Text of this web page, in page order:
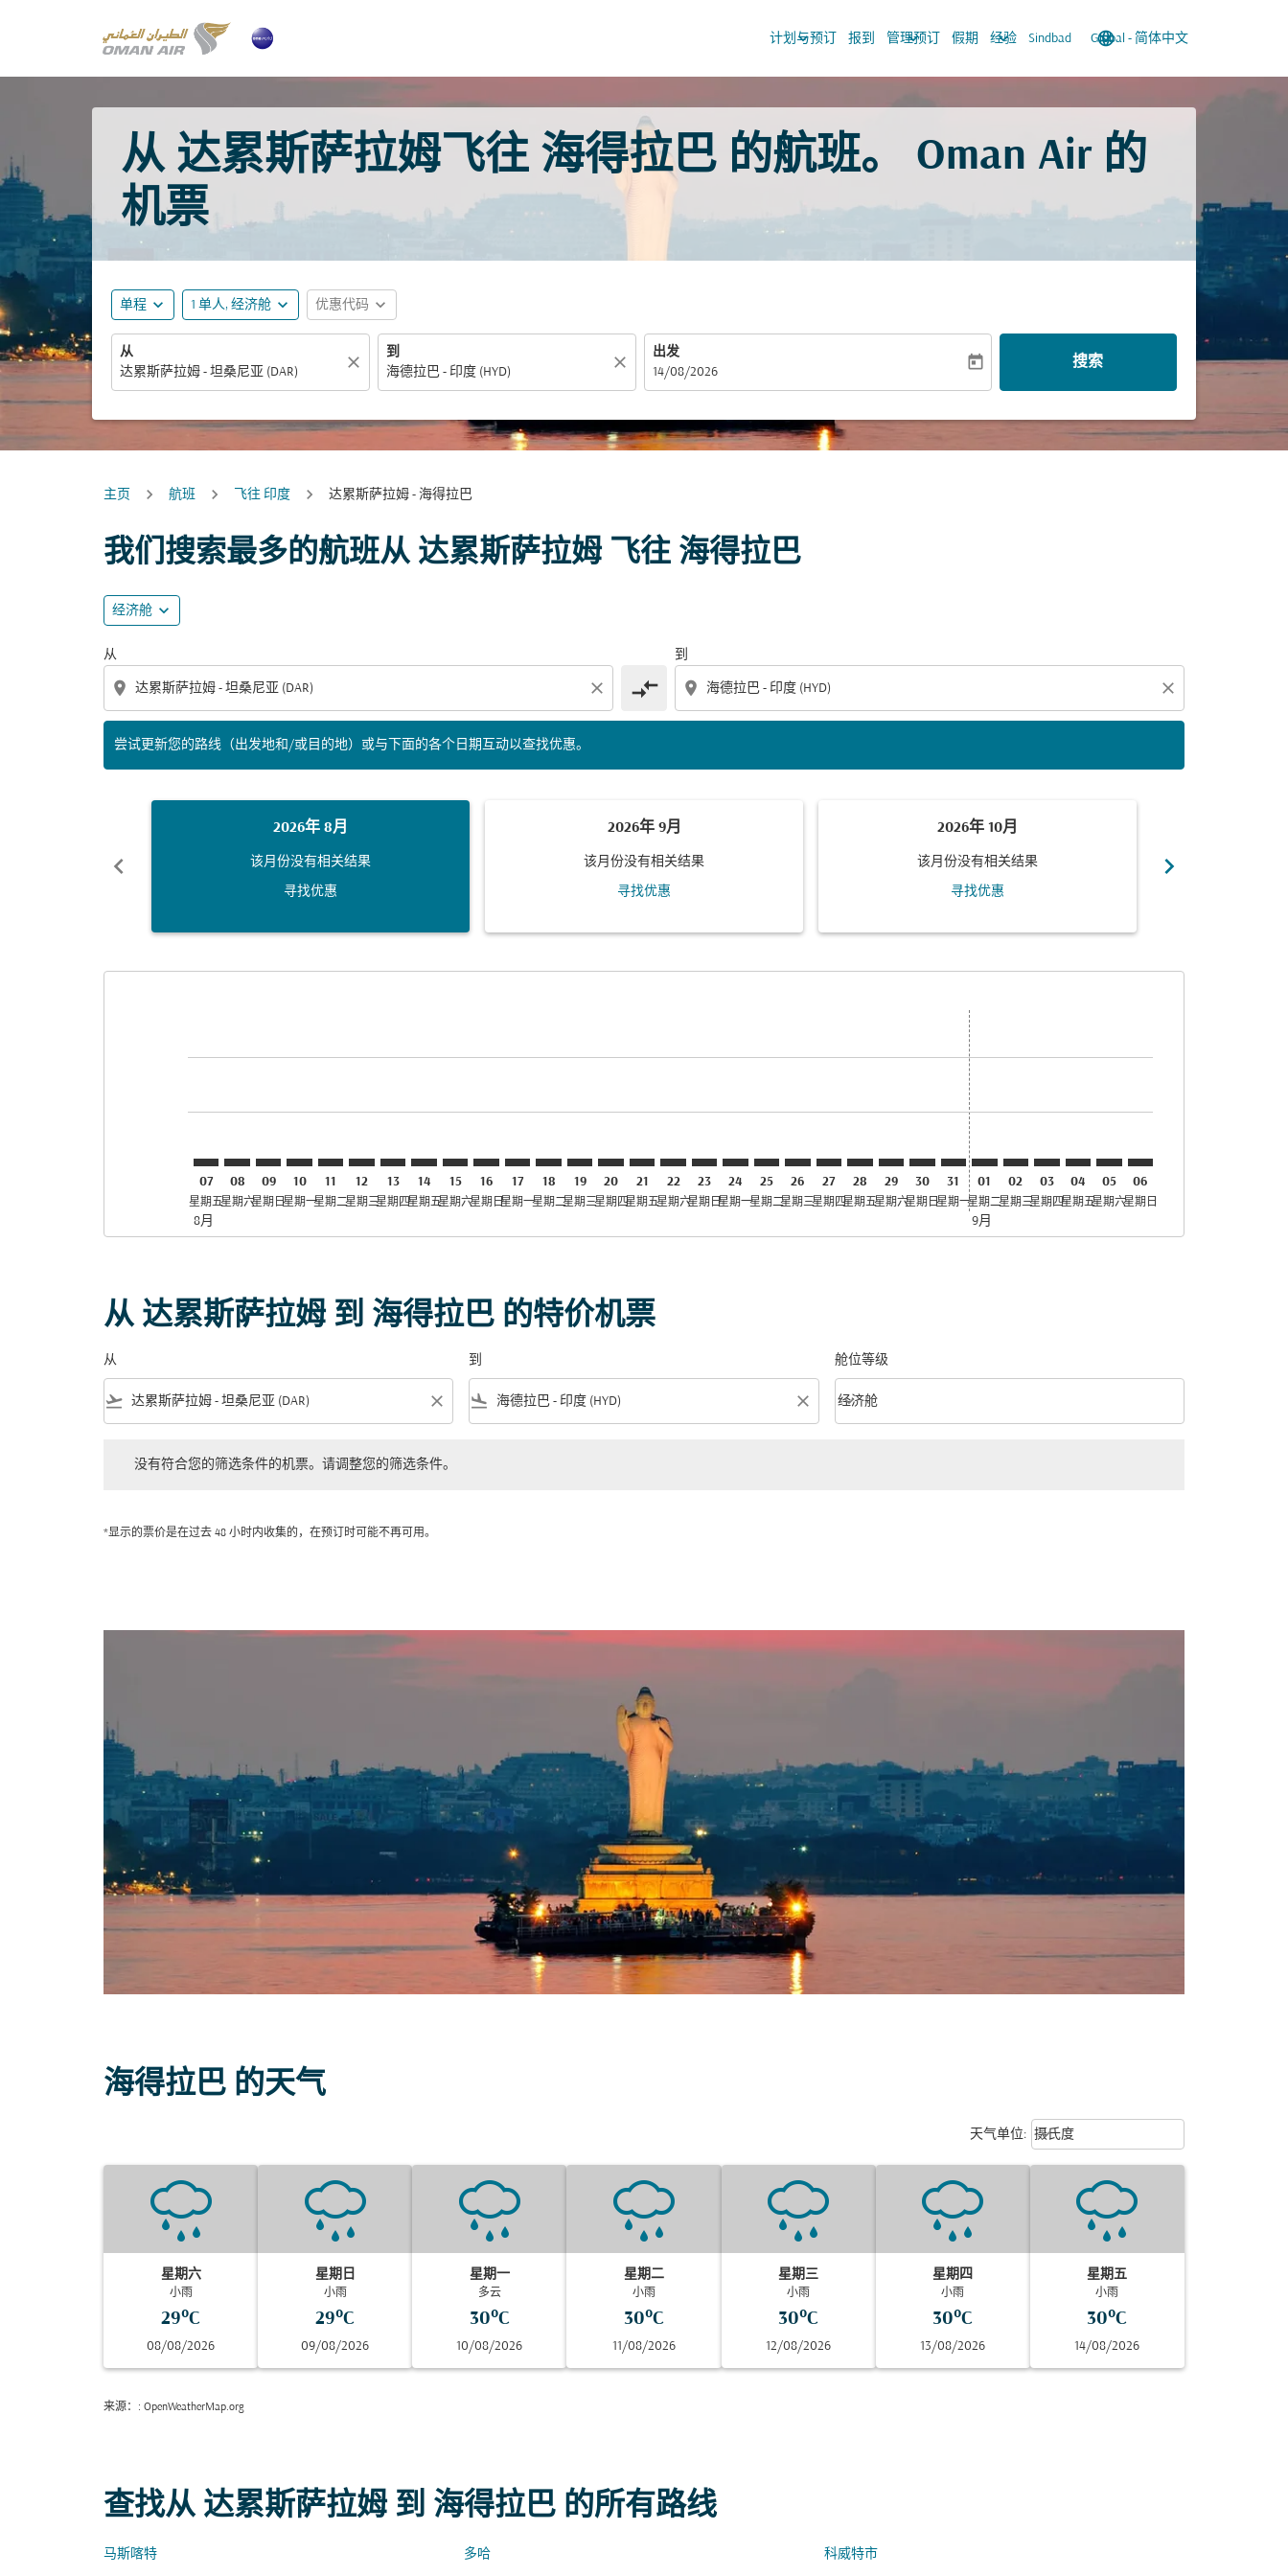
计划与预订
keyboard_arrow_down 报到 管理预订
keyboard_arrow_down 假期 经验
keyboard_arrow_down Sindbad language
Global - 简体中文
keyboard_arrow_down
从 达累斯萨拉姆飞往 海得拉巴 的航班。 Oman Air 的
机票
单程 expand_more 1 单人, 经济舱 expand_more 优惠代码 expand_more
从
close
到
close
出发
fc-booking-departure-date-aria-label
14/08/2026
today 搜索
主页 航班 飞往 印度 达累斯萨拉姆 - 海得拉巴
我们搜索最多的航班从 达累斯萨拉姆 飞往 海得拉巴
经济舱 expand_more
从
location_on close compare_arrows
到
location_on close
尝试更新您的路线（出发地和/或目的地）或与下面的各个日期互动以查找优惠。
尝试更新您的路线（出发地和/或目的地）或与下面的各个日期互动以查找优惠。
chevron_left
2026年 8月
该月份没有相关结果
寻找优惠
2026年 9月
该月份没有相关结果
寻找优惠
2026年 10月
该月份没有相关结果
寻找优惠
chevron_right
07
星期五
8月
08
星期六
09
星期日
10
星期一
11
星期二
12
星期三
13
星期四
14
星期五
15
星期六
16
星期日
17
星期一
18
星期二
19
星期三
20
星期四
21
星期五
DAR–HYD: cmp-view-offers-disclaimer. 寻找优惠
22
星期六
DAR–HYD: cmp-view-offers-disclaimer. 寻找优惠
23
星期日
DAR–HYD: cmp-view-offers-disclaimer. 寻找优惠
24
星期一
DAR–HYD: cmp-view-offers-disclaimer. 寻找优惠
25
星期二
DAR–HYD: cmp-view-offers-disclaimer. 寻找优惠
26
星期三
DAR–HYD: cmp-view-offers-disclaimer. 寻找优惠
27
星期四
DAR–HYD: cmp-view-offers-disclaimer. 寻找优惠
28
星期五
DAR–HYD: cmp-view-offers-disclaimer. 寻找优惠
29
星期六
DAR–HYD: cmp-view-offers-disclaimer. 寻找优惠
30
星期日
DAR–HYD: cmp-view-offers-disclaimer. 寻找优惠
31
星期一
01
星期二
9月
02
星期三
03
星期四
04
星期五
05
星期六
06
星期日
从 达累斯萨拉姆 到 海得拉巴 的特价机票
从
flight_takeoff close
到
flight_land close
舱位等级
舱位等级 option 经济舱 Selected
经济舱
keyboard_arrow_down
没有符合您的筛选条件的机票。请调整您的筛选条件。
*显示的票价是在过去 48 小时内收集的，在预订时可能不再可用。
海得拉巴 的天气
天气单位: Weather unit option 摄氏度
摄氏度
keyboard_arrow_down
星期六
小雨
29°C
08/08/2026
星期日
小雨
29°C
09/08/2026
星期一
多云
30°C
10/08/2026
星期二
小雨
30°C
11/08/2026
星期三
小雨
30°C
12/08/2026
星期四
小雨
30°C
13/08/2026
星期五
小雨
30°C
14/08/2026
来源： : OpenWeatherMap.org
查找从 达累斯萨拉姆 到 海得拉巴 的所有路线
马斯喀特 多哈 科威特市